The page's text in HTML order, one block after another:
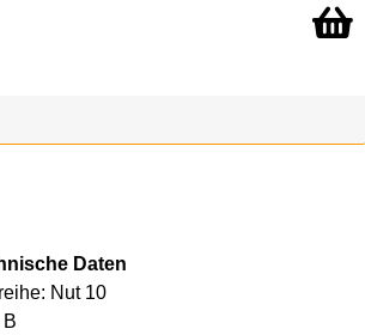
Daten
Nut 10
B